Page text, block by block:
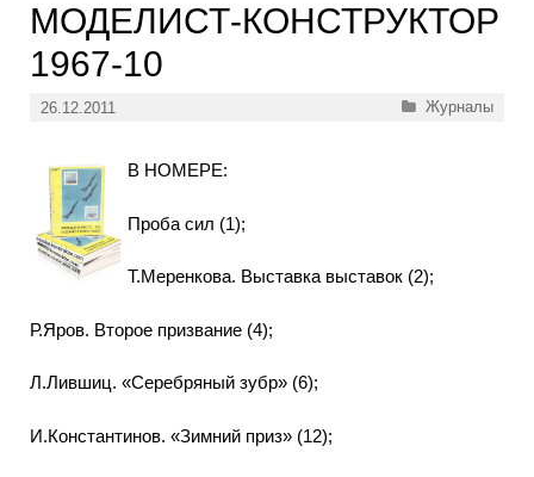
МОДЕЛИСТ-КОНСТРУКТОР
1967-10
26.12.2011 Рубрики
Журналы
В НОМЕРЕ:
Проба сил (1);
Т.Меренкова. Выставка выставок (2);
Р.Яров. Второе призвание (4);
Л.Лившиц. «Серебряный зубр» (6);
И.Константинов. «Зимний приз» (12);